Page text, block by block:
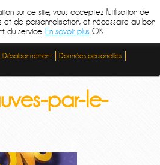
Désabonnement
Données personelles
par-le-
sur ce site, vous acceptez l'utilisation de
et de personnalisation, et nécessaire au bon
du service. En savoir plus OK